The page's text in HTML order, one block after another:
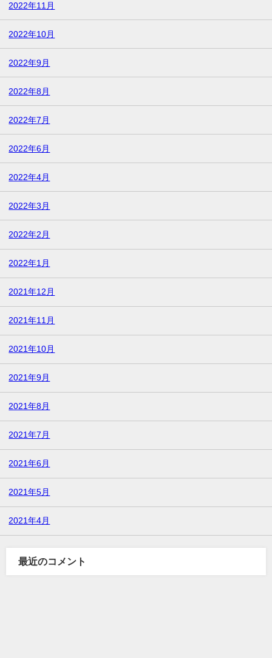
2022年11月
2022年10月
2022年9月
2022年8月
2022年7月
2022年6月
2022年4月
2022年3月
2022年2月
2022年1月
2021年12月
2021年11月
2021年10月
2021年9月
2021年8月
2021年7月
2021年6月
2021年5月
2021年4月
最近のコメント